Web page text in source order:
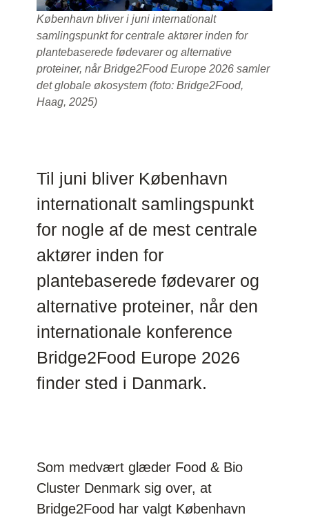
København bliver i juni internationalt
samlingspunkt for centrale aktører inden for
plantebaserede fødevarer og alternative
proteiner, når Bridge2Food Europe 2026 samler
det globale økosystem (foto: Bridge2Food,
Haag, 2025)
Til juni bliver København
internationalt samlingspunkt
for nogle af de mest centrale
aktører inden for
plantebaserede fødevarer og
alternative proteiner, når den
internationale konference
Bridge2Food Europe 2026
finder sted i Danmark.
Som medvært glæder Food & Bio
Cluster Denmark sig over, at
Bridge2Food har valgt København